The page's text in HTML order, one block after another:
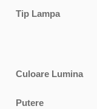
Tip Lampa
Culoare Lumina
Putere